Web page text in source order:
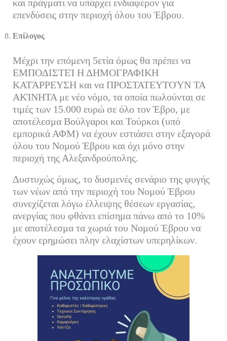
και πράγματι να υπάρχει ενδιαφέρον για
επενδύσεις στην περιοχή όλου του Έβρου.
Επίλογος
Μέχρι την επόμενη 5ετία όμως θα πρέπει να
ΕΜΠΟΔΙΣΤΕΊ Η ΔΗΜΟΓΡΑΦΙΚΗ
ΚΑΤΆΡΡΕΥΣΗ και να ΠΡΟΣΤΑΤΕΥΤΟΎΝ ΤΑ
ΑΚΊΝΗΤΑ με νέο νόμο, τα οποία πωλούνται σε
τιμές των 15.000 ευρώ σε όλο τον Έβρο, με
αποτέλεσμα Βούλγαροι και Τούρκοι (υπό
εμπορικά ΑΦΜ) να έχουν εστιάσει στην εξαγορά
όλου του Νομού Έβρου και όχι μόνο στην
περιοχή της Αλεξανδρούπολης.
Δυστυχώς όμως, το δυσμενές σενάριο της φυγής
των νέων από την περιοχή του Νομού Έβρου
συνεχίζεται λόγω έλλειψης θέσεων εργασίας,
ανεργίας που φθάνει επίσημα πάνω από το 10%
με αποτέλεσμα τα χωριά του Νομού Έβρου να
έχουν ερημώσει πλην ελαχίστων υπερηλίκων.